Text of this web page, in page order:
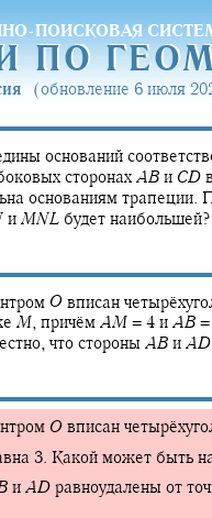
ПОИСКОВАЯ
ПО
ПО
(обновление 6 июля
оснований
сторонах AB и CD
основаниям трапеции.
и MNL будет наибольшей?
O вписан
M, причём AM = 4 и AB
что стороны AB и AD
O вписан
3. Какой может быть
и AD равноудалены от